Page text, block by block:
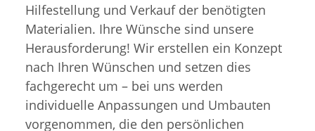
Hilfestellung und Verkauf der benötigten
Materialien. Ihre Wünsche sind unsere
Herausforderung! Wir erstellen ein Konzept
nach Ihren Wünschen und setzen dies
fachgerecht um – bei uns werden
individuelle Anpassungen und Umbauten
vorgenommen, die den persönlichen